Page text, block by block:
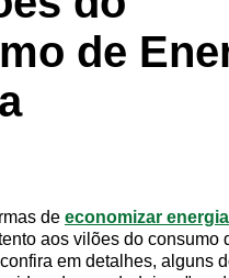
de
de economizar energia
aos vilões do consumo
em detalhes, alguns